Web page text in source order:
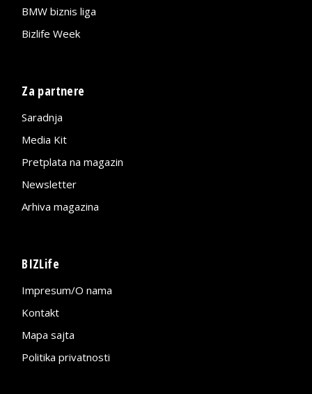
BMW biznis liga
Bizlife Week
Za partnere
Saradnja
Media Kit
Pretplata na magazin
Newsletter
Arhiva magazina
BIZLife
Impresum/O nama
Kontakt
Mapa sajta
Politika privatnosti